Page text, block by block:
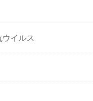
イルス